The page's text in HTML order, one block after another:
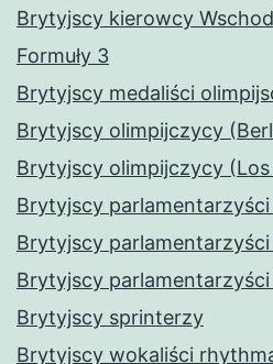
Brytyjscy kierowcy
Formuły 3
Brytyjscy medaliści
Brytyjscy olimpijczycy
Brytyjscy olimpijczycy (Los
Brytyjscy parlamentarzyści
Brytyjscy parlamentarzyści
Brytyjscy parlamentarzyści
Brytyjscy sprinterzy
Brytyjscy wokaliści